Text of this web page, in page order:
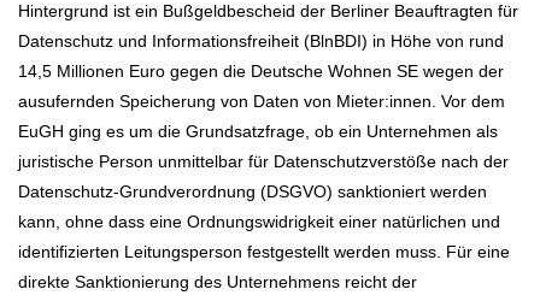
Hintergrund ist ein Bußgeldbescheid der Berliner Beauftragten für
Datenschutz und Informationsfreiheit (BlnBDI) in Höhe von rund
14,5 Millionen Euro gegen die Deutsche Wohnen SE wegen der
ausufernden Speicherung von Daten von Mieter:innen. Vor dem
EuGH ging es um die Grundsatzfrage, ob ein Unternehmen als
juristische Person unmittelbar für Datenschutzverstöße nach der
Datenschutz-Grundverordnung (DSGVO) sanktioniert werden
kann, ohne dass eine Ordnungswidrigkeit einer natürlichen und
identifizierten Leitungsperson festgestellt werden muss. Für eine
direkte Sanktionierung des Unternehmens reicht der